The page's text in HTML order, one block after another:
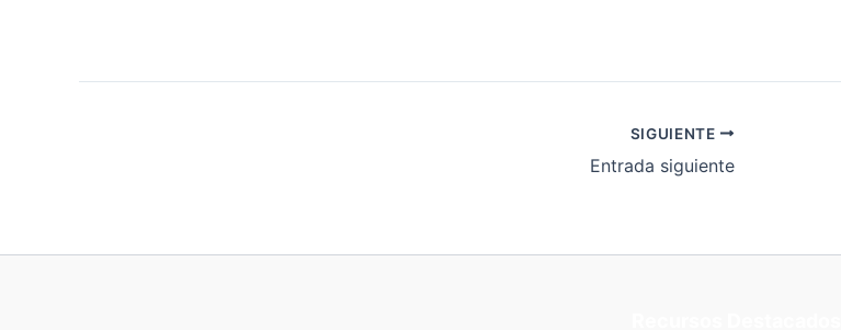
SIGUIENTE
Entrada siguiente